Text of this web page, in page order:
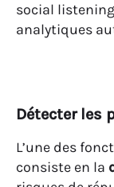
social
analytiques
Détecter les
L’une des
consiste en la